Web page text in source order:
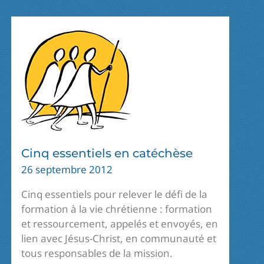
COMMUNAUTÉ
Cinq essentiels en catéchèse
26 septembre 2012
Cinq essentiels pour relever le défi de la
formation à la vie chrétienne : formation
et ressourcement, appelés et envoyés, en
lien avec Jésus-Christ, en communauté et
tous responsables de la mission.